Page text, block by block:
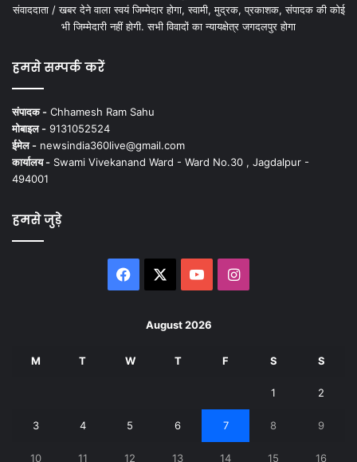
संवाददाता / खबर देने वाला स्वयं जिम्मेदार होगा, स्वामी, मुद्रक, प्रकाशक, संपादक की कोई
भी जिम्मेदारी नहीं होगी. सभी विवादों का न्यायक्षेत्र जगदलपुर होगा
हमसे सम्पर्क करें
संपादक - Chhamesh Ram Sahu
मोबाइल - 9131052524
ईमेल - newsindia360live@gmail.com
कार्यालय - Swami Vivekanand Ward - Ward No.30 , Jagdalpur -
494001
हमसे जुड़े
Facebook YouTubeInstagram
August 2026
M T W T F S S
1 2
3 4 5 6 7 8 9
10 11 12 13 14 15 16